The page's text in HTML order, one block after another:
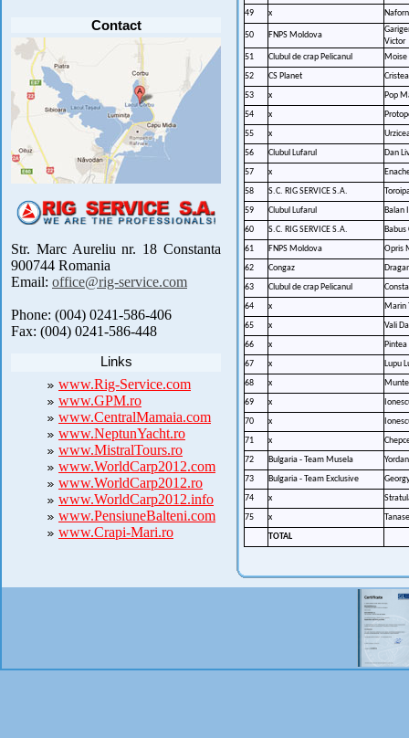
Contact
Str. Marc Aureliu nr. 18 Constanta
900744 Romania
Email: office@rig-service.com
Phone: (004) 0241-586-406
Fax: (004) 0241-586-448
Links
www.Rig-Service.com
www.GPM.ro
www.CentralMamaia.com
www.NeptunYacht.ro
www.MistralTours.ro
www.WorldCarp2012.com
www.WorldCarp2012.ro
www.WorldCarp2012.info
www.PensiuneBalteni.com
www.Crapi-Mari.ro
49
x
50 FNPS Moldova
Victor
51
Clubul de crap Pelicanul
Moise
52
CS Planet
53
x
Pop
54
x
55
x
56
Clubul Lufarul
Dan
57
x
58
S.C. RIG SERVICE S.A.
59
Clubul Lufarul
Balan
60
S.C. RIG SERVICE S.A.
61
FNPS Moldova
Opris
62
Congaz
63
Clubul de crap Pelicanul
64
x
Marin
65
x
Vali
66
x
67
x
Lupu
68
x
69
x
70
x
71
x
72
Bulgaria - Team Musela
73
Bulgaria - Team Exclusive
74
x
75
x
TOTAL